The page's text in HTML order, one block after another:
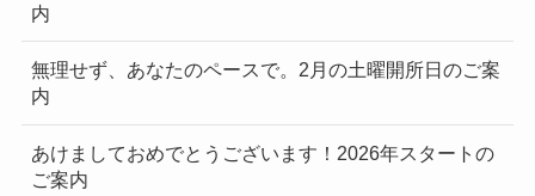
内
無理せず、あなたのペースで。2月の土曜開所日のご案
内
あけましておめでとうございます！2026年スタートの
ご案内